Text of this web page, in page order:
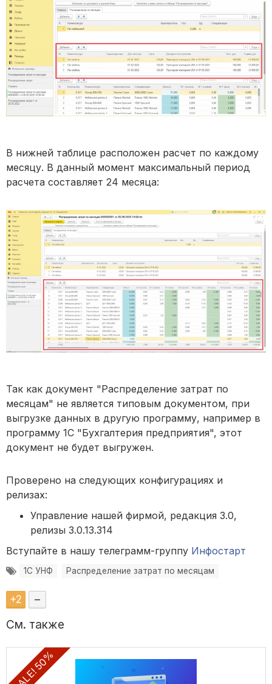
В нижней таблице расположен расчет по каждому
месяцу. В данный момент максимальный период
расчета составляет 24 месяца:
Так как документ "Распределение затрат по
месяцам" не является типовым документом, при
выгрузке данных в другую программу, например в
программу 1С "Бухгалтерия предприятия", этот
документ не будет выгружен.
Проверено на следующих конфигурациях и
релизах:
Управление нашей фирмой, редакция 3.0,
релизы 3.0.13.314
Вступайте в нашу телеграмм-группу Инфостарт
1С УНФ Распределение затрат по месяцам
+2 –
См. также
SALE! 50%